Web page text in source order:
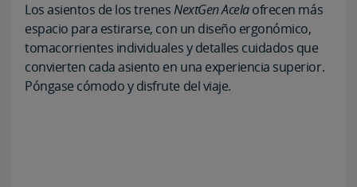
Los asientos de los trenesNextGen Acelaofrecen más
espacio para estirarse, con un diseño ergonómico,
tomacorrientes individuales y detalles cuidados que
convierten cada asiento en una experiencia superior.
Póngase cómodo y disfrute del viaje.